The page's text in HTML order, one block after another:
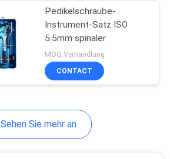
Pedikelschraube-
Instrument-Satz ISO
5.5mm spinaler
MOQ:Verhandlung
CONTACT
Sehen Sie mehr an